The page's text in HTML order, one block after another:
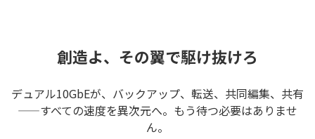
創造よ、その翼で駆け抜けろ
デュアル10GbEが、バックアップ、転送、共同編集、共有
——すべての速度を異次元へ。もう待つ必要はありませ
ん。